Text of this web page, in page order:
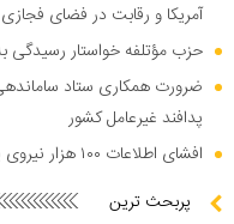
آمریکا و رقابت در فضای فجازی
حزب مؤتلفه خواستار رسیدگی
ضرورت همکاری ستاد
پدافند غیرعامل کشور
افشای اطلاعات ۱۰۰ هزار نیروی پلیس در دارک وب
پربحث ترین